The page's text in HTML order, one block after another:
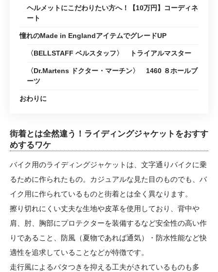
ヘルメットにこだわりたい方へ！【10万円】コーディネ
ート
憧れのMade in EnglandアイテムでグレードUP
〈BELLSTAFF ベルスタッフ〉 トライアルマスター
〈Dr.Martens ドクター・マーチン〉 1460 ８ホールブ
ーツ
おわりに
街着とは全然違う！ライディングジャケットをおすす
めするワケ
バイク用のライディングジャケットは、文字通りバイクに乗
るために作られたもの。カジュアルな見た目のものでも、バ
イク用に作られているものと街着とは全く異なります。
擦り切れにくい丈夫な生地や皮革を使用しており、背中や
肩、肘、胸部にプロテクターを装備するなど安全性の高い作
りであること、防風（夏物であれば通気）・防水性能など快
適性を追求していることなどが特徴です。
走行風によるバタつきを抑える工夫がされているものも多